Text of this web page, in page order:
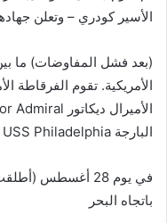
الأسير كودري – وتعلن
(بعد فشل المفاوضات) ما بين
البارجة USS Philadelphia تحت جنح ليلة 18 فبراير 1804
في يوم 28 أغسطس
باتجاه البحر